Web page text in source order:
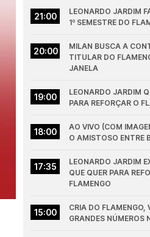
21:00
LEONARDO JARDIM
1º SEMESTRE DO
20:00
MILAN BUSCA A
TITULAR DO
JANELA
19:00
LEONARDO JARDIM
PARA REFORÇAR O
18:00
AO VIVO (COM
O AMISTOSO ENTRE
17:35
LEONARDO JARDIM
QUE QUER PARA
FLAMENGO
15:00
CRIA DO FLAMENGO,
GRANDES NÚMEROS